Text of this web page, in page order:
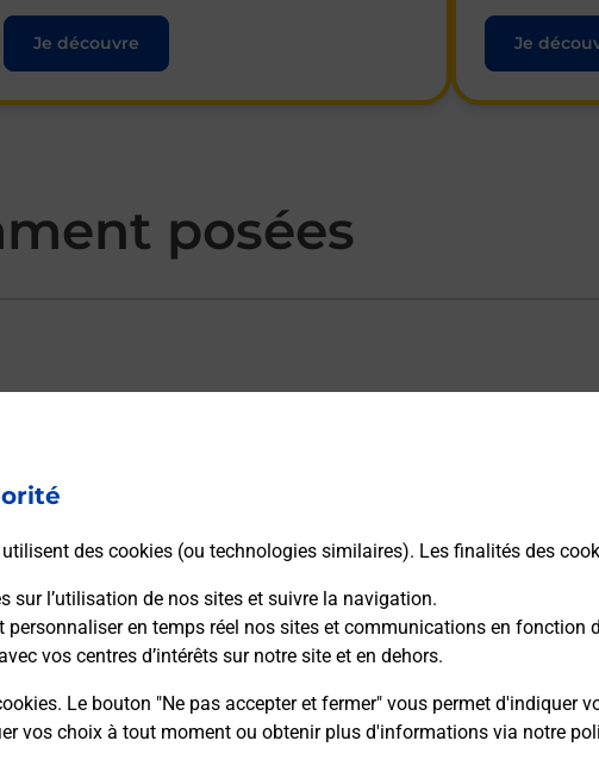
utilisent des cookies (ou technologies similaires). Les finalités des
sur l’utilisation de nos sites et suivre la navigation.
personnaliser en temps réel nos sites et communications en fonction
vos centres d’intérêts sur notre site et en dehors.
Le bouton "Ne pas accepter et fermer" vous permet d'indiquer
vos choix à tout moment ou obtenir plus d'informations via notre
Je découvre Je
posées
depuis un bureau de Poste ?
?
au quotidien ?
et sous quelles conditions ?